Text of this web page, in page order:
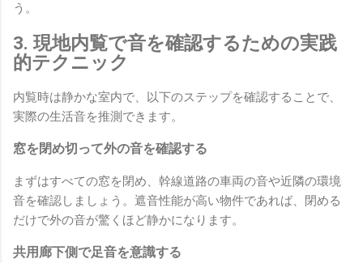
う。
3. 現地内覧で音を確認するための実践
的テクニック
内覧時は静かな室内で、以下のステップを確認することで、
実際の生活音を推測できます。
窓を閉め切って外の音を確認する
まずはすべての窓を閉め、幹線道路の車両の音や近隣の環境
音を確認しましょう。遮音性能が高い物件であれば、閉める
だけで外の音が驚くほど静かになります。
共用廊下側で足音を意識する